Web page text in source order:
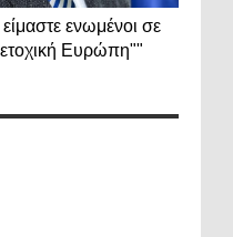
ενωμένοι σε
Ευρώπη""